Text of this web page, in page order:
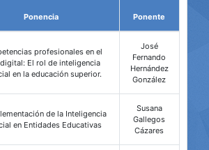
Ponencia Ponente
profesionales en el
El rol de inteligencia
en la educación superior.
José
Fernando
Hernández
González
de la Inteligencia
en Entidades Educativas
Susana
Gallegos
Cázares